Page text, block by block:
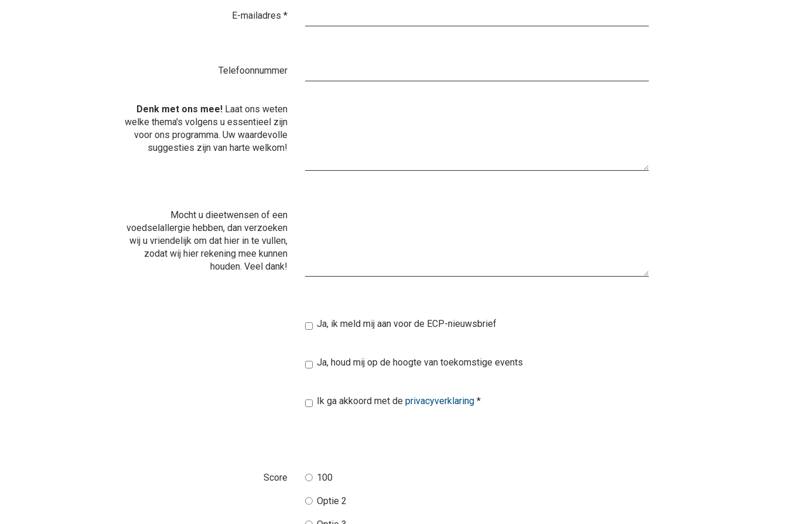
E-mailadres *
Telefoonnummer
Denk met ons mee! Laat ons weten
welke thema's volgens u essentieel zijn
voor ons programma. Uw waardevolle
suggesties zijn van harte welkom!
Mocht u dieetwensen of een
voedselallergie hebben, dan verzoeken
wij u vriendelijk om dat hier in te vullen,
zodat wij hier rekening mee kunnen
houden. Veel dank!
Ja, ik meld mij aan voor de ECP-nieuwsbrief
Ja, houd mij op de hoogte van toekomstige events
Ik ga akkoord met de privacyverklaring*
Score 100
Optie 2